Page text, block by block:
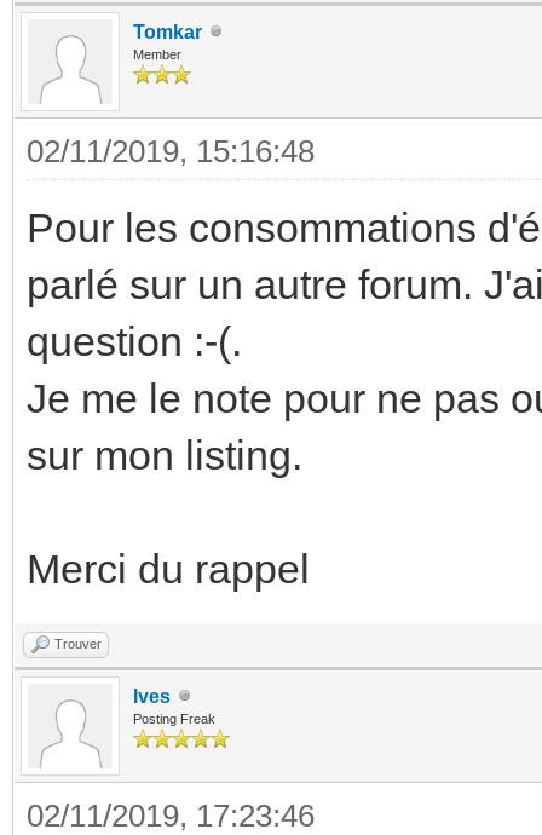
Tomkar
Member
02/11/2019, 15:16:48
Pour les consommations
parlé sur un autre forum.
question :-(.
Je me le note pour ne pas
sur mon listing.
Merci du rappel
Trouver
Ives
Posting Freak
02/11/2019, 17:23:46